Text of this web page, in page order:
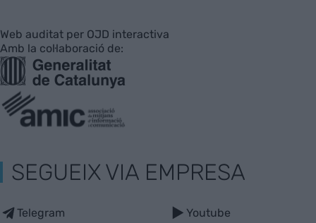
Web auditat per OJD interactiva
Amb la col·laboració de:
SEGUEIX VIA EMPRESA
Telegram Youtube